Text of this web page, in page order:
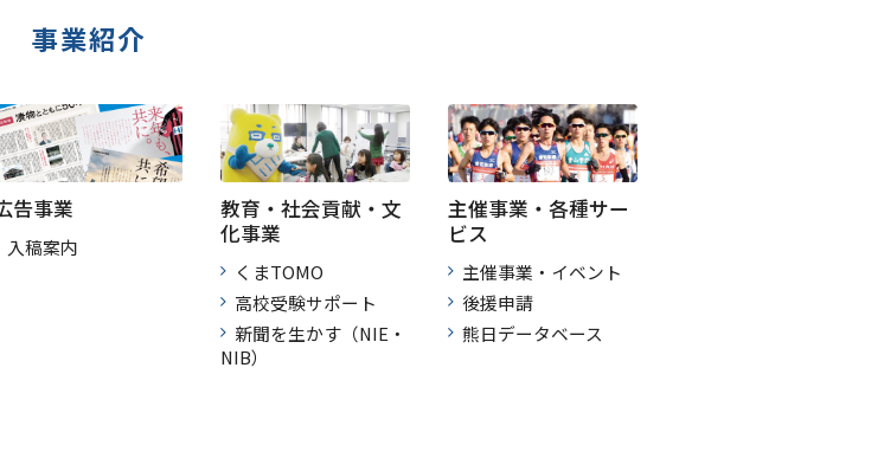
事業紹介
告事業
入稿案内
教育・社会貢献・文
化事業
くまTOMO
高校受験サポート
新聞を生かす（NIE・
NIB）
主催事業・各種サー
ビス
主催事業・イベント
後援申請
熊日データベース